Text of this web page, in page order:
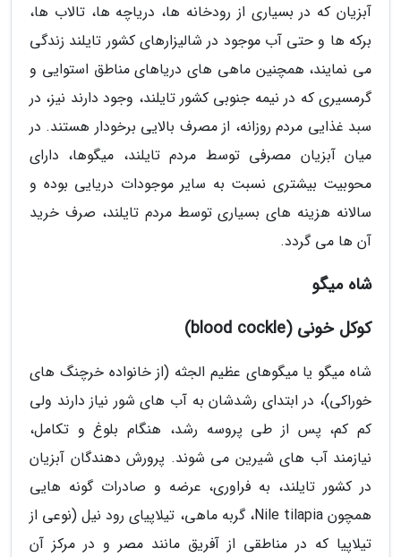
آبزیان که در بسیاری از رودخانه ها، دریاچه ها، تالاب ها،
برکه ها و حتی آب موجود در شالیزارهای کشور تایلند زندگی
می نمایند، همچنین ماهی های دریاهای مناطق استوایی و
گرمسیری که در نیمه جنوبی کشور تایلند، وجود دارند نیز، در
سبد غذایی مردم روزانه، از مصرف بالایی برخودار هستند. در
میان آبزیان مصرفی توسط مردم تایلند، میگوها، دارای
محوبیت بیشتری نسبت به سایر موجودات دریایی بوده و
سالانه هزینه های بسیاری توسط مردم تایلند، صرف خرید
آن ها می گردد.
شاه میگو
کوکل خونی (blood cockle)
شاه میگو یا میگوهای عظیم الجثه (از خانواده خرچنگ های
خوراکی)، در ابتدای رشدشان به آب های شور نیاز دارند ولی
کم کم، پس از طی پروسه رشد، هنگام بلوغ و تکامل،
نیازمند آب های شیرین می شوند. پرورش دهندگان آبزیان
در کشور تایلند، به فراوری، عرضه و صادرات گونه هایی
همچون Nile tilapia، گربه ماهی، تیلاپیای رود نیل (نوعی از
تیلاپیا که در مناطقی از آفریق مانند مصر و در مرکز آن